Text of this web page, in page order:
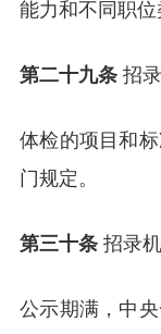
能力和不同职位
第二十九条招
体检的项目和
门规定。
第三十条招录
公示期满，中